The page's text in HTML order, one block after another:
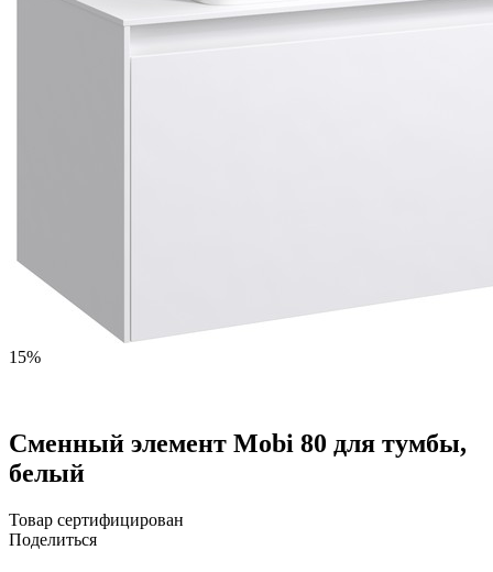
15%
Сменный элемент Mobi 80 для тумбы,
белый
Товар сертифицирован
Поделиться